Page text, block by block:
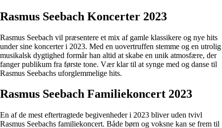
Rasmus Seebach Koncerter 2023
Rasmus Seebach vil præsentere et mix af gamle klassikere og nye hits
under sine koncerter i 2023. Med en uovertruffen stemme og en utrolig
musikalsk dygtighed formår han altid at skabe en unik atmosfære, der
fanger publikum fra første tone. Vær klar til at synge med og danse til
Rasmus Seebachs uforglemmelige hits.
Rasmus Seebach Familiekoncert 2023
En af de mest eftertragtede begivenheder i 2023 bliver uden tvivl
Rasmus Seebachs familiekoncert. Både børn og voksne kan se frem til